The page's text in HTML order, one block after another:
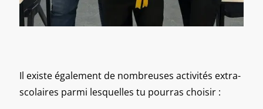
Il existe également de nombreuses activités extra-
scolaires parmi lesquelles tu pourras choisir :